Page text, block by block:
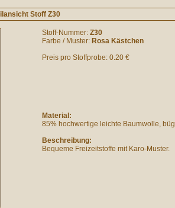
Stoff Z30
Stoff-Nummer: Z30
Farbe / Muster: Rosa Kästchen
Preis pro Stoffprobe: 0.20 €
Material:
85% hochwertige leichte Baumwolle,
Beschreibung:
Bequeme Freizeitstoffe mit Karo-Muster.